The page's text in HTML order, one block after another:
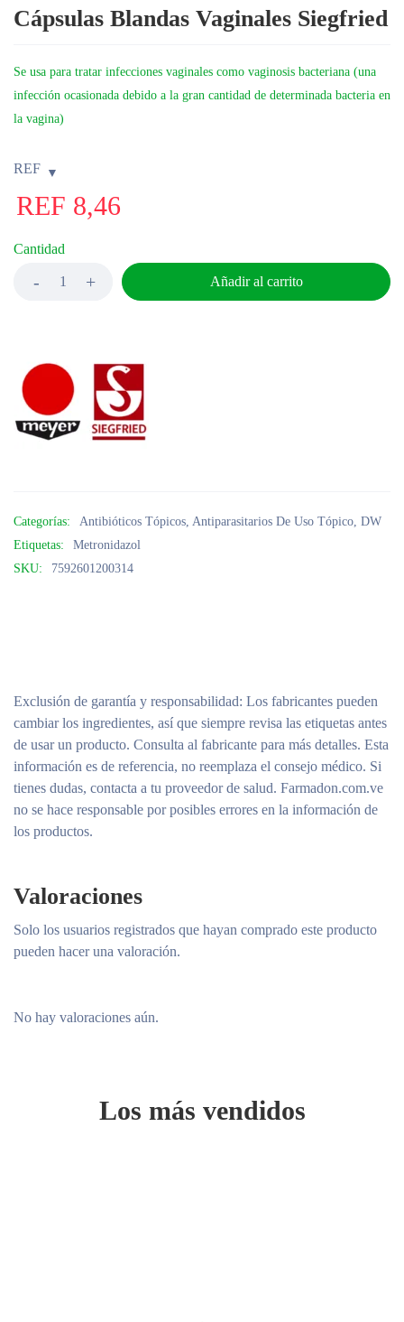
Cápsulas Blandas Vaginales Siegfried
Se usa para tratar infecciones vaginales como vaginosis bacteriana (una
infección ocasionada debido a la gran cantidad de determinada bacteria en
la vagina)
REF
REF 8,46
Cantidad
Añadir al carrito
Categorías: Antibióticos Tópicos, Antiparasitarios De Uso Tópico, DW
Etiquetas:
Metronidazol
SKU:
7592601200314
Exclusión de garantía y responsabilidad: Los fabricantes pueden
cambiar los ingredientes, así que siempre revisa las etiquetas antes
de usar un producto. Consulta al fabricante para más detalles. Esta
información es de referencia, no reemplaza el consejo médico. Si
tienes dudas, contacta a tu proveedor de salud. Farmadon.com.ve
no se hace responsable por posibles errores en la información de
los productos.
Valoraciones
No hay valoraciones aún.
Solo los usuarios registrados que hayan comprado este producto
pueden hacer una valoración.
Los más vendidos